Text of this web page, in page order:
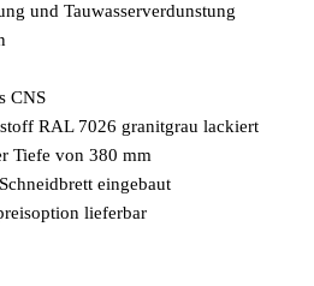
und Tauwasserverdunstung
CNS
RAL 7026 granitgrau lackiert
Tiefe von 380 mm
eingebaut
lieferbar